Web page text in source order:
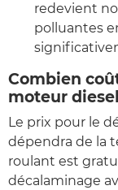
redevient
polluantes
Combien
moteur
Le prix pour le
dépendra de la
roulant est
décalaminage